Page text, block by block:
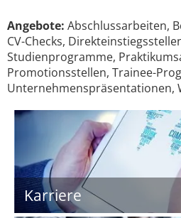
Angebote: Abschlussarbeiten,
CV-Checks,
Studienprogramme,
Promotionsstellen, Trainee-
Unternehmenspräsentationen,
Karriere